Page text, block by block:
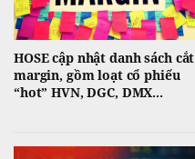
HOSE cập nhật danh sách cắt
margin, gồm loạt cổ phiếu
“hot” HVN, DGC, DMX...